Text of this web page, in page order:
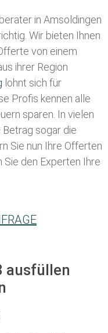
in Amsoldingen
Wir bieten Ihnen
von einem
ihrer Region
lohnt sich für
Profis kennen alle
sparen. In vielen
sogar die
Sie nun Ihre Offerten
den Experten Ihre
ausfüllen